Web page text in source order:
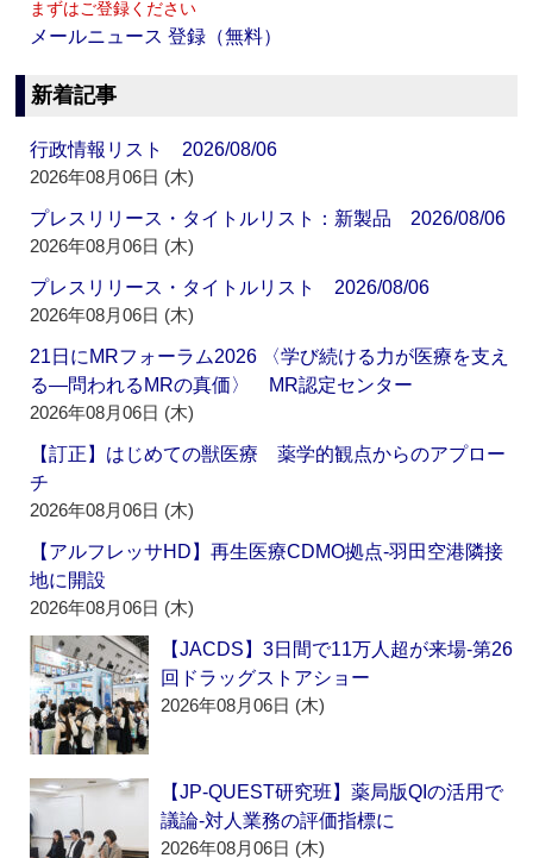
まずはご登録ください
メールニュース 登録（無料）
新着記事
行政情報リスト 2026/08/06
2026年08月06日 (木)
プレスリリース・タイトルリスト：新製品 2026/08/06
2026年08月06日 (木)
プレスリリース・タイトルリスト 2026/08/06
2026年08月06日 (木)
21日にMRフォーラム2026 〈学び続ける力が医療を支え
る―問われるMRの真価〉 MR認定センター
2026年08月06日 (木)
【訂正】はじめての獣医療 薬学的観点からのアプロー
チ
2026年08月06日 (木)
【アルフレッサHD】再生医療CDMO拠点‐羽田空港隣接
地に開設
2026年08月06日 (木)
【JACDS】3日間で11万人超が来場‐第26
回ドラッグストアショー
2026年08月06日 (木)
【JP-QUEST研究班】薬局版QIの活用で
議論‐対人業務の評価指標に
2026年08月06日 (木)